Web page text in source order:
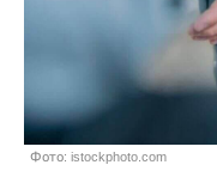
Фото: istockphoto.com